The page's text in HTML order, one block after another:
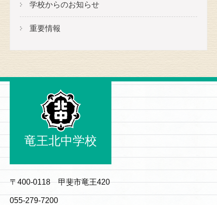
学校からのお知らせ
重要情報
竜王北中学校
〒400-0118 甲斐市竜王420
055-279-7200